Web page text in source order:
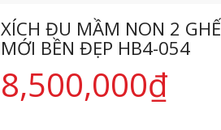
XÍCH ĐU MẦM NON 2
MỚI BỀN ĐẸP HB4-054
8,500,000₫